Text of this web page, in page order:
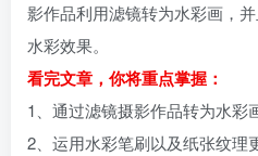
影作品利用滤镜转为水彩画，
水彩效果。
看完文章，你将重点掌握：
1、通过滤镜摄影作品转为水彩
2、运用水彩笔刷以及纸张纹理